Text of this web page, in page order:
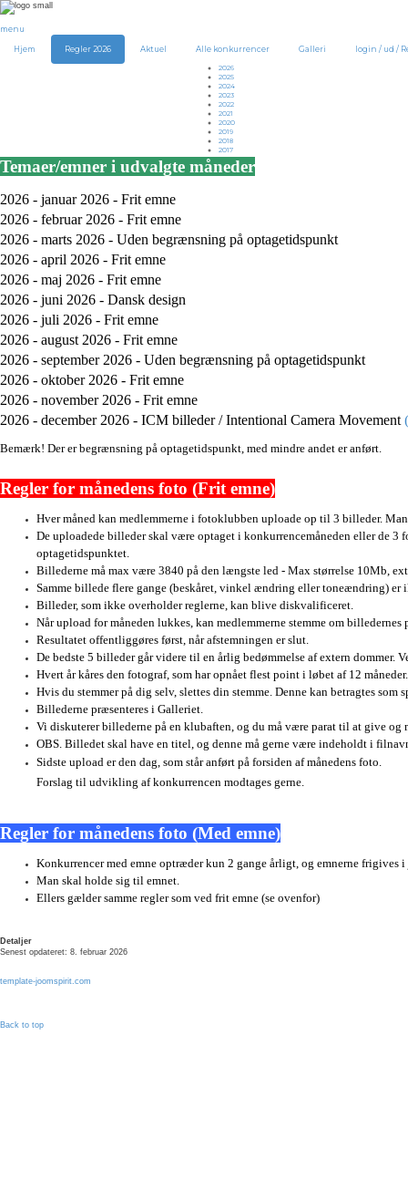
menu
Hjem Regler 2026 Aktuel Alle konkurrencer
2026
2025
2024
2023
2022
2021
2020
2019
2018
2017
Galleri login / ud /
Temaer/emner i udvalgte måneder
2026 - januar 2026 - Frit emne
2026 - februar 2026 - Frit emne
2026 - marts 2026 - Uden begrænsning på optagetidspunkt
2026 - april 2026 - Frit emne
2026 - maj 2026 - Frit emne
2026 - juni 2026 - Dansk design
2026 - juli 2026 - Frit emne
2026 - august 2026 - Frit emne
2026 - september 2026 - Uden begrænsning på optagetidspunkt
2026 - oktober 2026 - Frit emne
2026 - november 2026 - Frit emne
2026 - december 2026 - ICM billeder /Intentional Camera Movement
Bemærk! Der er begrænsning på optagetidspunkt, med mindre andet er anført.
Regler for månedens foto (Frit emne)
Hver måned kan medlemmerne i fotoklubben uploade op til 3 billeder.
De uploadede billeder skal være optaget i konkurrencemåneden eller de 3
optagetidspunktet.
Billederne må max være 3840 på den længste led - Max størrelse 10Mb,
Samme billede flere gange (beskåret, vinkel ændring eller toneændring) er
Billeder, som ikke overholder reglerne, kan blive diskvalificeret.
Når upload for måneden lukkes, kan medlemmerne stemme om
Resultatet offentliggøres først, når afstemningen er slut.
De bedste 5 billeder går videre til en årlig bedømmelse af extern dommer.
Hvert år kåres den fotograf, som har opnået flest point i løbet af 12 måneder.
Hvis du stemmer på dig selv, slettes din stemme. Denne kan betragtes
Billederne præsenteres i Galleriet.
Vi diskuterer billederne på en klubaften, og du må være parat til at give
OBS. Billedet skal have en titel, og denne må gerne være indeholdt i
Sidste upload er den dag, som står anført på forsiden af månedens foto.
Forslag til udvikling af konkurrencen modtages gerne.
Regler for månedens foto (Med emne)
Konkurrencer med emne optræder kun 2 gange årligt, og emnerne frigives
Man skal holde sig til emnet.
Ellers gælder samme regler som ved frit emne (se ovenfor)
Detaljer
Senest opdateret: 8. februar 2026
template-joomspirit.com
Back to top